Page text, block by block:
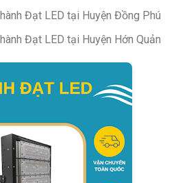
Đạt LED tại Huyện Đồng Phú
Đạt LED tại Huyện Hớn Quản